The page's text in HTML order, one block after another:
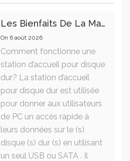
Les Bienfaits De La Marche Sur La Santé Physique Et Mentale
On 6 août 2026
Comment fonctionne une
station d’accueil pour disque
dur? La station d’accueil
pour disque dur est utilisée
pour donner aux utilisateurs
de PC un accès rapide à
leurs données sur le (s)
disque (s) dur (s) en utilisant
un seul USB ou SATA . Il